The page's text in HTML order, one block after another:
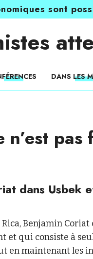
sont
DANS LES
n’est
dans Usbek
Benjamin
et qui consiste à
en maintenant les